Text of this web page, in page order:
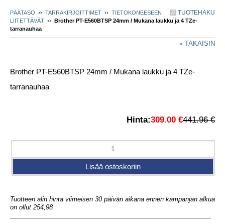
TUOTEHAKU
PÄÄTASO ›› TARRAKIRJOITTIMET ›› TIETOKONEESEEN
LIITETTÄVÄT ›› Brother PT-E560BTSP 24mm / Mukana laukku ja 4 TZe-
tarranauhaa
« TAKAISIN
Brother PT-E560BTSP 24mm / Mukana laukku ja 4 TZe-
tarranauhaa
Hinta:309.00 €441.96 €
Tuotteen alin hinta viimeisen 30 päivän aikana ennen kampanjan alkua
on ollut 254,98